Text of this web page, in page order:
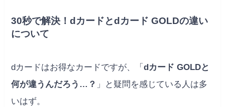
30秒で解決！dカードとdカード GOLDの違い
について
dカードはお得なカードですが、「dカード GOLDと
何が違うんだろう…？ 」と疑問を感じている人は多
いはず。